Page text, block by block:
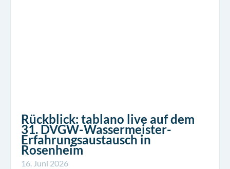
Rückblick: tablano live auf dem
31. DVGW-Wassermeister-
Erfahrungsaustausch in
Rosenheim
16. Juni 2026